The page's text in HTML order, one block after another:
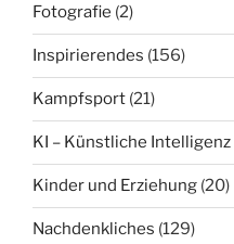
Fotografie (2)
Inspirierendes (156)
Kampfsport (21)
KI – Künstliche Intelligenz
Kinder und Erziehung (20)
Nachdenkliches (129)